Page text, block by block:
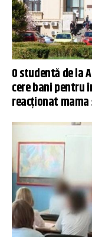
O studentă de la
cere bani pentru
reacționat